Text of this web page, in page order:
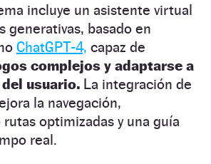
incluye un asistente virtual
generativas, basado en
ChatGPT-4, capaz de
complejos y adaptarse a
usuario. La integración de
la navegación,
optimizadas y una guía
real.